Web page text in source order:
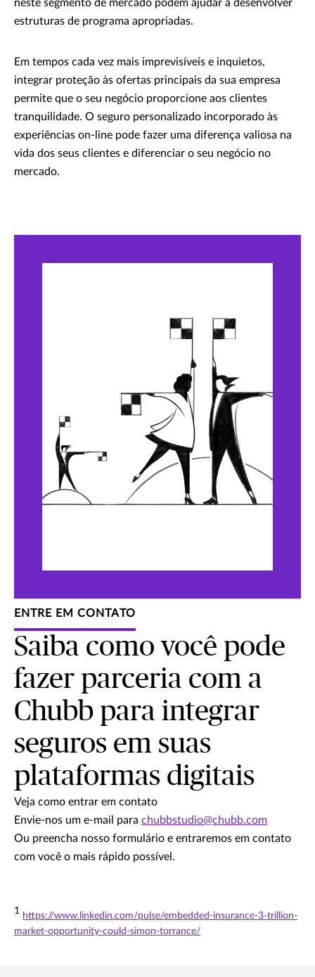
neste segmento de mercado podem ajudar a desenvolver
estruturas de programa apropriadas.
Em tempos cada vez mais imprevisíveis e inquietos,
integrar proteção às ofertas principais da sua empresa
permite que o seu negócio proporcione aos clientes
tranquilidade. O seguro personalizado incorporado às
experiências on-line pode fazer uma diferença valiosa na
vida dos seus clientes e diferenciar o seu negócio no
mercado.
ENTRE EM CONTATO
Saiba como você pode
fazer parceria com a
Chubb para integrar
seguros em suas
plataformas digitais
Veja como entrar em contato
Envie-nos um e-mail para chubbstudio@chubb.com
Ou preencha nosso formulário e entraremos em contato
com você o mais rápido possível.
1 https://www.linkedin.com/pulse/embedded-insurance-3-trillion-
market-opportunity-could-simon-torrance/